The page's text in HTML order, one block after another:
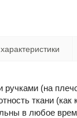
(на
ткани
в любое